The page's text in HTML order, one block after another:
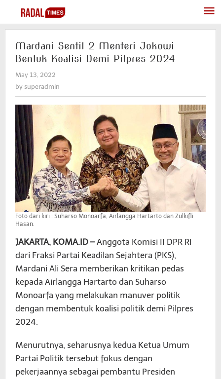
content
Mardani Sentil 2 Menteri Jokowi
Bentuk Koalisi Demi Pilpres 2024
May 13, 2022
by superadmin
Foto dari kiri : Suharso Monoarfa, Airlangga Hartarto dan Zulkifli
Hasan.
JAKARTA, KOMA.ID –Anggota Komisi II DPR RI
dari Fraksi Partai Keadilan Sejahtera (PKS),
Mardani Ali Sera memberikan kritikan pedas
kepada Airlangga Hartarto dan Suharso
Monoarfa yang melakukan manuver politik
dengan membentuk koalisi politik demi Pilpres
2024.
Menurutnya, seharusnya kedua Ketua Umum
Partai Politik tersebut fokus dengan
pekerjaannya sebagai pembantu Presiden